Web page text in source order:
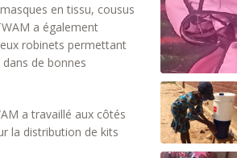
en tissu, cousus
a également
robinets permettant
de bonnes
a travaillé aux côtés
la distribution de kits